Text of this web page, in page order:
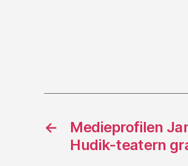
←
Medieprofilen
Hudik-teatern